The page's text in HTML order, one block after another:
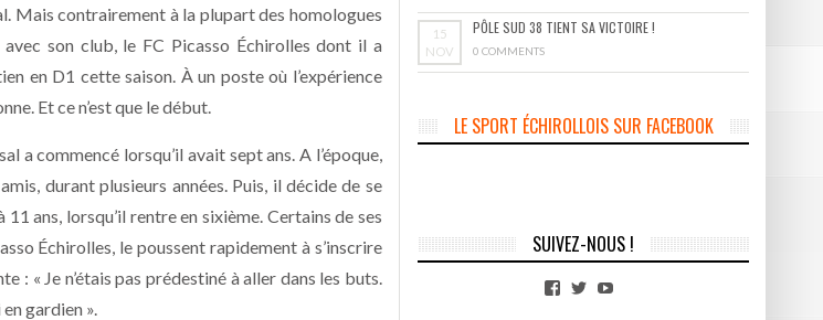
Mais contrairement à la plupart des homologues
son club, le FC Picasso Échirolles dont il a
en D1 cette saison. À un poste où l’expérience
Et ce n’est que le début.
a commencé lorsqu’il avait sept ans. A l’époque,
durant plusieurs années. Puis, il décide de se
11 ans, lorsqu’il rentre en sixième. Certains de ses
Échirolles, le poussent rapidement à s’inscrire
: « Je n’étais pas prédestiné à aller dans les buts.
gardien ».
15
NOV
PÔLE SUD 38 TIENT SA VICTOIRE !
0 COMMENTS
LE SPORT ÉCHIROLLOIS SUR FACEBOOK
SUIVEZ-NOUS !
Facebook
Twitter